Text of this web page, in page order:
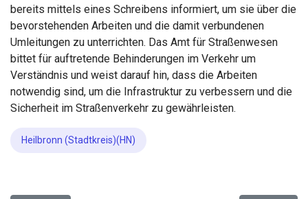
bereits mittels eines Schreibens informiert, um sie über die
bevorstehenden Arbeiten und die damit verbundenen
Umleitungen zu unterrichten. Das Amt für Straßenwesen
bittet für auftretende Behinderungen im Verkehr um
Verständnis und weist darauf hin, dass die Arbeiten
notwendig sind, um die Infrastruktur zu verbessern und die
Sicherheit im Straßenverkehr zu gewährleisten.
Heilbronn (Stadtkreis)(HN)